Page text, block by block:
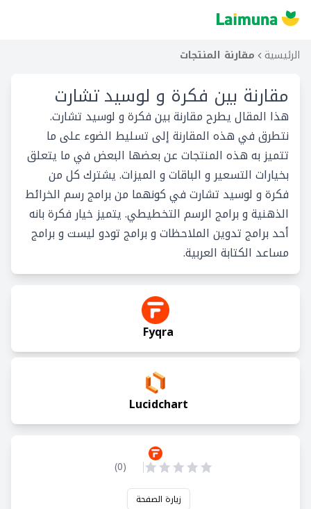
الرئيسية مقارنة المنتجات
مقارنة بين فكرة و لوسيد تشارت
هذا المقال يطرح مقارنة بين فكرة و لوسيد تشارت.
نتطرق في هذه المقارنة إلى تسليط الضوء على ما
تتميز به هذه المنتجات عن بعضها البعض في ما يتعلق
بخيارات التسعير و الباقات و الميزات. يشترك كل من
فكرة و لوسيد تشارت في كونهما من برامج رسم الخرائط
الذهنية و برامج الرسم التخطيطي. يتميز خيار فكرة بانه
أحد برامج تدوين الملاحظات و برامج تودو ليست و برامج
مساعد الكتابة العربية.
Fyqra
Lucidchart
(
0
)
زيارة الصفحة